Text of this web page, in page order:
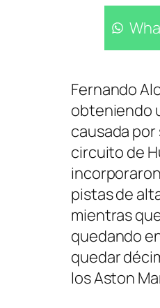
Fernando
obteniendo
causada
circuito de
pistas de
mientras
quedando
quedar
los Aston